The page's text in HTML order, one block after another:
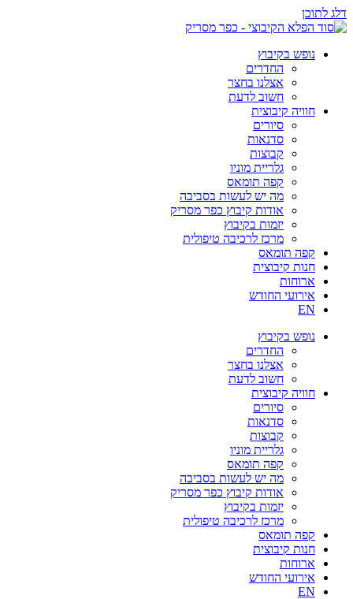
דלג לתוכן
נופש בקיבוץ
החדרים
אצלנו בחצר
חשוב לדעת
חוויה קיבוצית
סיורים
סדנאות
קבוצות
גלריית מוניו
קפה תומאס
מה יש לעשות בסביבה
אודות קיבוץ כפר מסריק
יזמות בקיבוץ
מרכז לרכיבה טיפולית
קפה תומאס
חנות קיבוצית
ארוחות
אירועי החודש
EN
נופש בקיבוץ
החדרים
אצלנו בחצר
חשוב לדעת
חוויה קיבוצית
סיורים
סדנאות
קבוצות
גלריית מוניו
קפה תומאס
מה יש לעשות בסביבה
אודות קיבוץ כפר מסריק
יזמות בקיבוץ
מרכז לרכיבה טיפולית
קפה תומאס
חנות קיבוצית
ארוחות
אירועי החודש
EN